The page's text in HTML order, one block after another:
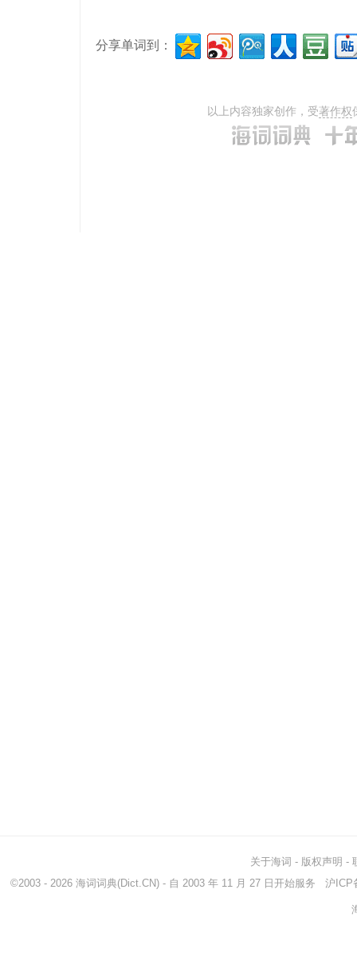
分享单词到：
以上内容独家创作，受著作权
关于海词 - 版权声明 -
©2003 - 2026 海词词典(Dict.CN) - 自 2003 年 11 月 27 日开始服务 沪ICP